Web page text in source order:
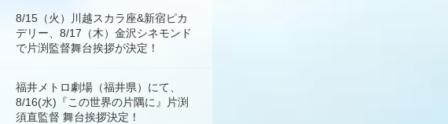
8/15（火）川越スカラ座&新宿ピカ
デリー、8/17（木）金沢シネモンド
で片渕監督舞台挨拶が決定！
福井メトロ劇場（福井県）にて、
8/16(水)『この世界の片隅に』片渕
須直監督 舞台挨拶決定！